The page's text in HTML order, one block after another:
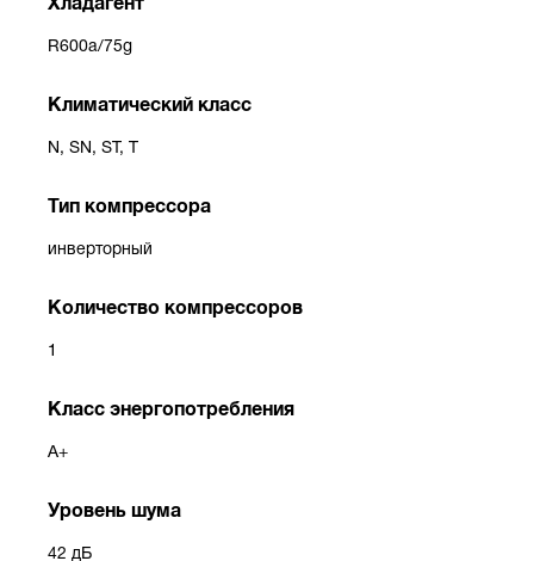
R600a/75g
Климатический класс
N, SN, ST, T
Тип компрессора
инверторный
Количество компрессоров
1
Класс энергопотребления
A+
Уровень шума
42 дБ